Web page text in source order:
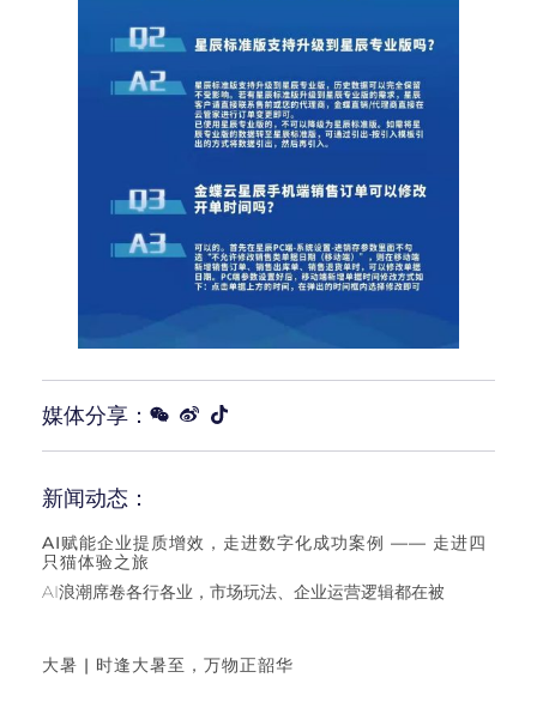
媒体分享：
新闻动态：
AI赋能企业提质增效，走进数字化成功案例 —— 走进四
只猫体验之旅
AI浪潮席卷各行各业，市场玩法、企业运营逻辑都在被
大暑 | 时逢大暑至，万物正韶华